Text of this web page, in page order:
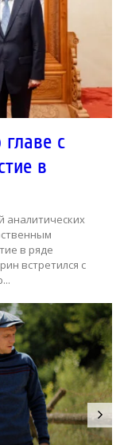
главе с
в
аналитических
в ряде
встретился с